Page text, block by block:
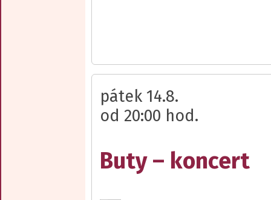
pátek 14.8.
od 20:00 hod.
Buty – koncert